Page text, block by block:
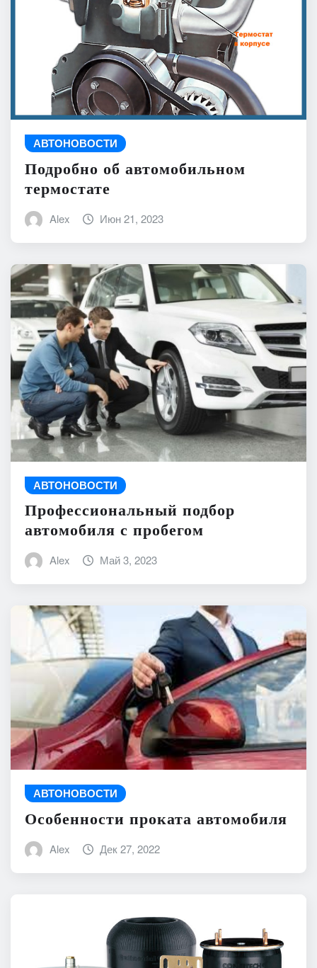
АВТОНОВОСТИ
Подробно об автомобильном
термостате
Alex Июн 21, 2023
АВТОНОВОСТИ
Профессиональный подбор
автомобиля с пробегом
Alex Май 3, 2023
АВТОНОВОСТИ
Особенности проката автомобиля
Alex Дек 27, 2022